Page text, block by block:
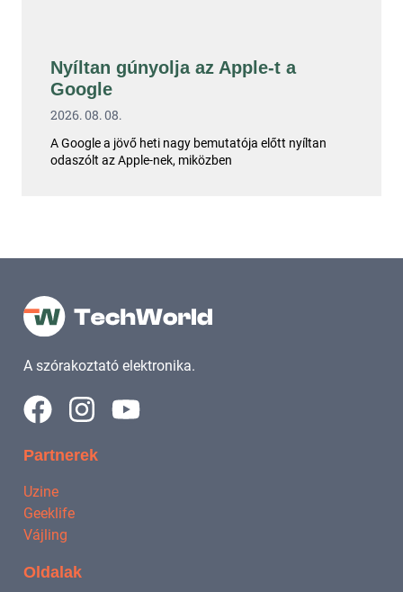
Nyíltan gúnyolja az Apple-t a
Google
2026. 08. 08.
A Google a jövő heti nagy bemutatója előtt nyíltan
odaszólt az Apple-nek, miközben
A szórakoztató elektronika.
Partnerek
Uzine
Geeklife
Vájling
Oldalak